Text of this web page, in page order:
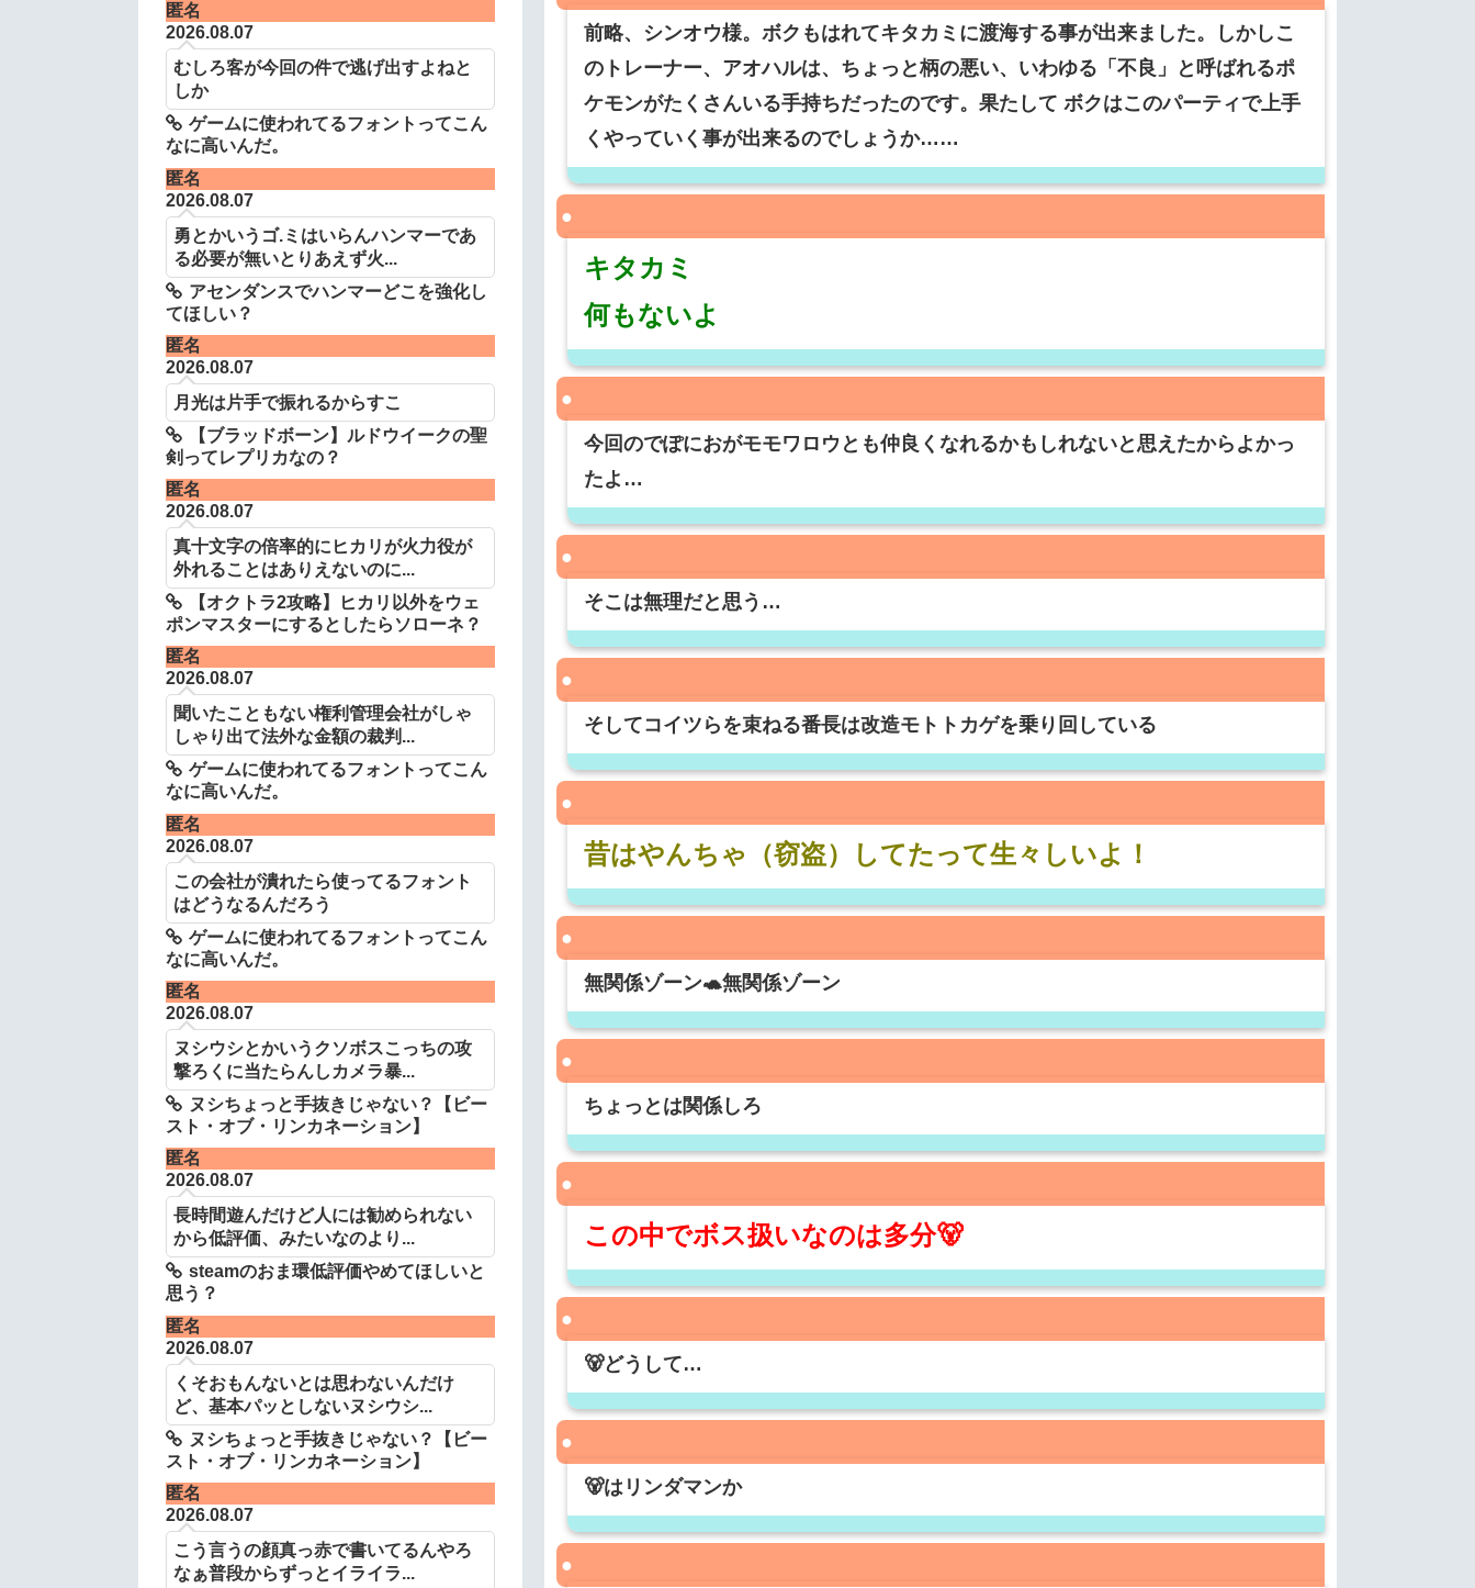
前略、シンオウ様。ボクもはれてキタカミに渡海する事が出来ました。しかしこ
のトレーナー、アオハルは、ちょっと柄の悪い、いわゆる「不良」と呼ばれるポ
ケモンがたくさんいる手持ちだったのです。果たして ボクはこのパーティで上手
くやっていく事が出来るのでしょうか……
キタカミ
何もないよ
今回のでぽにおがモモワロウとも仲良くなれるかもしれないと思えたからよかっ
たよ…
そこは無理だと思う…
そしてコイツらを束ねる番長は改造モトトカゲを乗り回している
昔はやんちゃ（窃盗）してたって生々しいよ！
無関係ゾーン🐢無関係ゾーン
ちょっとは関係しろ
この中でボス扱いなのは多分🐻
🐻どうして…
🐻はリンダマンか
匿名
2026.08.07
むしろ客が今回の件で逃げ出すよねと
しか
ゲームに使われてるフォントってこん
なに高いんだ。
匿名
2026.08.07
勇とかいうゴ.ミはいらんハンマーであ
る必要が無いとりあえず火...
アセンダンスでハンマーどこを強化し
てほしい？
匿名
2026.08.07
月光は片手で振れるからすこ
【ブラッドボーン】ルドウイークの聖
剣ってレプリカなの？
匿名
2026.08.07
真十文字の倍率的にヒカリが火力役が
外れることはありえないのに...
【オクトラ2攻略】ヒカリ以外をウェ
ポンマスターにするとしたらソローネ？
匿名
2026.08.07
聞いたこともない権利管理会社がしゃ
しゃり出て法外な金額の裁判...
ゲームに使われてるフォントってこん
なに高いんだ。
匿名
2026.08.07
この会社が潰れたら使ってるフォント
はどうなるんだろう
ゲームに使われてるフォントってこん
なに高いんだ。
匿名
2026.08.07
ヌシウシとかいうクソボスこっちの攻
撃ろくに当たらんしカメラ暴...
ヌシちょっと手抜きじゃない？【ビー
スト・オブ・リンカネーション】
匿名
2026.08.07
長時間遊んだけど人には勧められない
から低評価、みたいなのより...
steamのおま環低評価やめてほしいと
思う？
匿名
2026.08.07
くそおもんないとは思わないんだけ
ど、基本パッとしないヌシウシ...
ヌシちょっと手抜きじゃない？【ビー
スト・オブ・リンカネーション】
匿名
2026.08.07
こう言うの顔真っ赤で書いてるんやろ
なぁ普段からずっとイライラ...